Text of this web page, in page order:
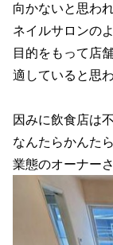
向かないと思わ
ネイルサロンの
目的をもって店
適していると思
因みに飲食店は
なんたらかんた
業態のオーナー